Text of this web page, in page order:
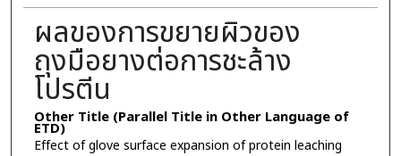
ผลของการขยายผิวของ
ถุงมือยางต่อการชะล้าง
โปรตีน
Other Title (Parallel Title in Other Language of
ETD)
Effect of glove surface expansion of protein leaching